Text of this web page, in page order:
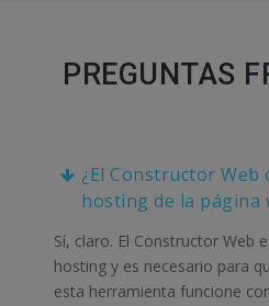
PREGUNTAS
¿El Constructor Web
hosting de la página
Sí, claro. El Constructor Web
hosting y es necesario para
esta herramienta funcione